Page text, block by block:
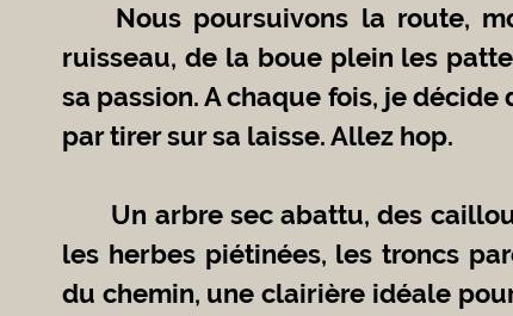
ruisseau, de la boue plein les
sa passion. A chaque fois, je
par tirer sur sa laisse. Allez hop.
les herbes piétinées, les troncs
du chemin, une clairière idéale